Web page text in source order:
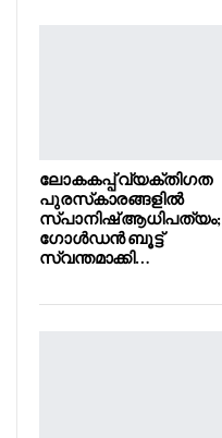
ലോകകപ്പ് വ്യക്തിഗത
പുരസ്‌കാരങ്ങളിൽ
സ്പാനിഷ് ആധിപത്യം;
ഗോൾഡൻ ബൂട്ട്
സ്വന്തമാക്കി…